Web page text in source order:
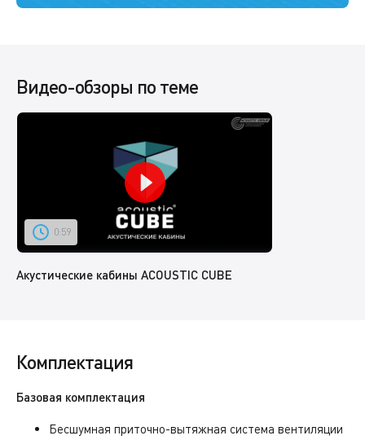
Видео-обзоры по теме
0:59
Акустические кабины ACOUSTIC CUBE
Комплектация
Базовая комплектация
Бесшумная приточно-вытяжная система вентиляции